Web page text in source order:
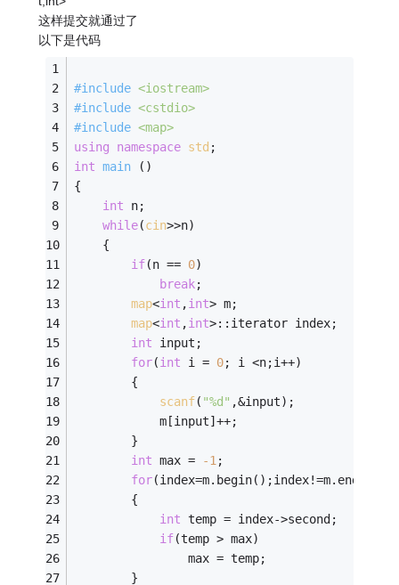
这样提交就通过了
以下是代码
#include <iostream>
#include <cstdio>
#include <map>
using
namespace std ;
int main
()
{
int n;
while(cin>>n)
    {
if(n == 0)
break;
map<int ,int> m;
map<int ,int>::iterator index;
int input;
for(int i = 0; i <n;i++)
        {
scanf( "%d" ,&input);
            m[input]++;
        }
int max = -1;
for
        {
int temp = index->second;
if(temp > max)
                max = temp;
        }